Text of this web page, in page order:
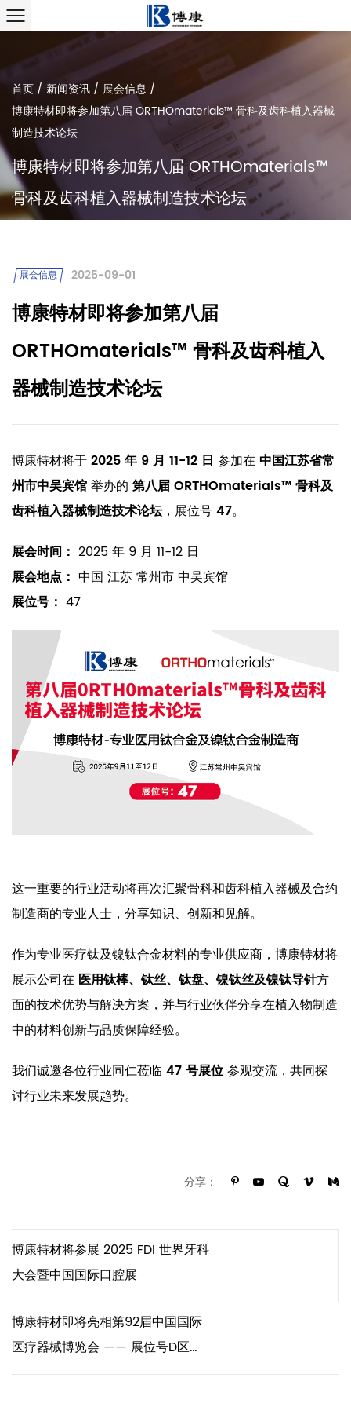
首页 / 新闻资讯 / 展会信息 /
博康特材即将参加第八届 ORTHOmaterials™ 骨科及齿科植入器械
制造技术论坛
博康特材即将参加第八届 ORTHOmaterials™
骨科及齿科植入器械制造技术论坛
展会信息 2025-09-01
博康特材即将参加第八届
ORTHOmaterials™ 骨科及齿科植入
器械制造技术论坛
博康特材将于2025 年 9 月 11-12 日 参加在中国江苏省常
州市中吴宾馆举办的 第八届 ORTHOmaterials™ 骨科及
齿科植入器械制造技术论坛，展位号47。
展会时间： 2025 年 9 月 11-12 日
展会地点： 中国 江苏 常州市 中吴宾馆
展位号： 47
这一重要的行业活动将再次汇聚骨科和齿科植入器械及合约
制造商的专业人士，分享知识、创新和见解。
作为专业医疗钛及镍钛合金材料的专业供应商，博康特材将
展示公司在 医用钛棒、钛丝、钛盘、镍钛丝及镍钛导针方
面的技术优势与解决方案，并与行业伙伴分享在植入物制造
中的材料创新与品质保障经验。
我们诚邀各位行业同仁莅临 47 号展位参观交流，共同探
讨行业未来发展趋势。
分享：
博康特材将参展 2025 FDI 世界牙科
大会暨中国国际口腔展
博康特材即将亮相第92届中国国际
医疗器械博览会 —— 展位号D区
20.2馆 N31